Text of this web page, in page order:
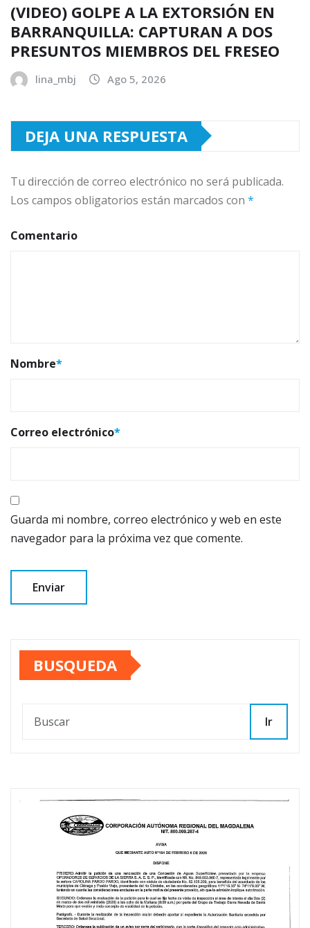
(VIDEO) GOLPE A LA EXTORSIÓN EN
BARRANQUILLA: CAPTURAN A DOS
PRESUNTOS MIEMBROS DEL FRESEO
lina_mbj Ago 5, 2026
DEJA UNA RESPUESTA
Tu dirección de correo electrónico no será publicada.
Los campos obligatorios están marcados con *
Comentario
Nombre*
Correo electrónico*
Guarda mi nombre, correo electrónico y web en este
navegador para la próxima vez que comente.
BUSQUEDA
Ir